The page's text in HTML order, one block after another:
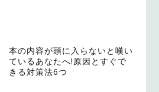
本の内容が頭に入らないと嘆い
ているあなたへ!原因とすぐで
きる対策法6つ